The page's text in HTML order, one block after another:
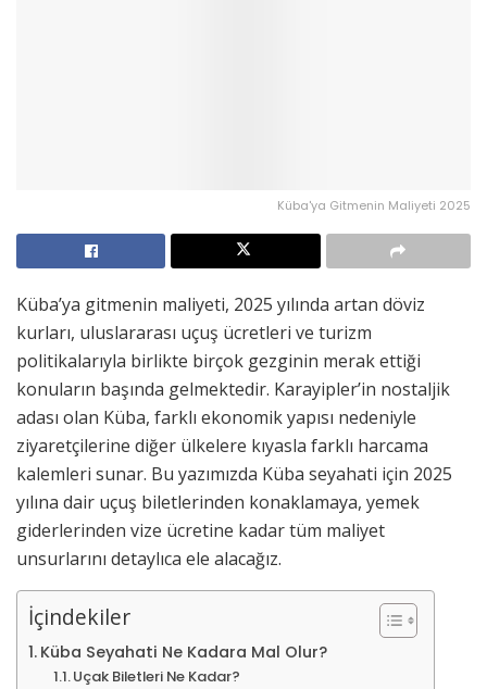
Küba'ya Gitmenin Maliyeti 2025
Küba’ya gitmenin maliyeti, 2025 yılında artan döviz
kurları, uluslararası uçuş ücretleri ve turizm
politikalarıyla birlikte birçok gezginin merak ettiği
konuların başında gelmektedir. Karayipler’in nostaljik
adası olan Küba, farklı ekonomik yapısı nedeniyle
ziyaretçilerine diğer ülkelere kıyasla farklı harcama
kalemleri sunar. Bu yazımızda Küba seyahati için 2025
yılına dair uçuş biletlerinden konaklamaya, yemek
giderlerinden vize ücretine kadar tüm maliyet
unsurlarını detaylıca ele alacağız.
İçindekiler
Küba Seyahati Ne Kadara Mal Olur?
Uçak Biletleri Ne Kadar?